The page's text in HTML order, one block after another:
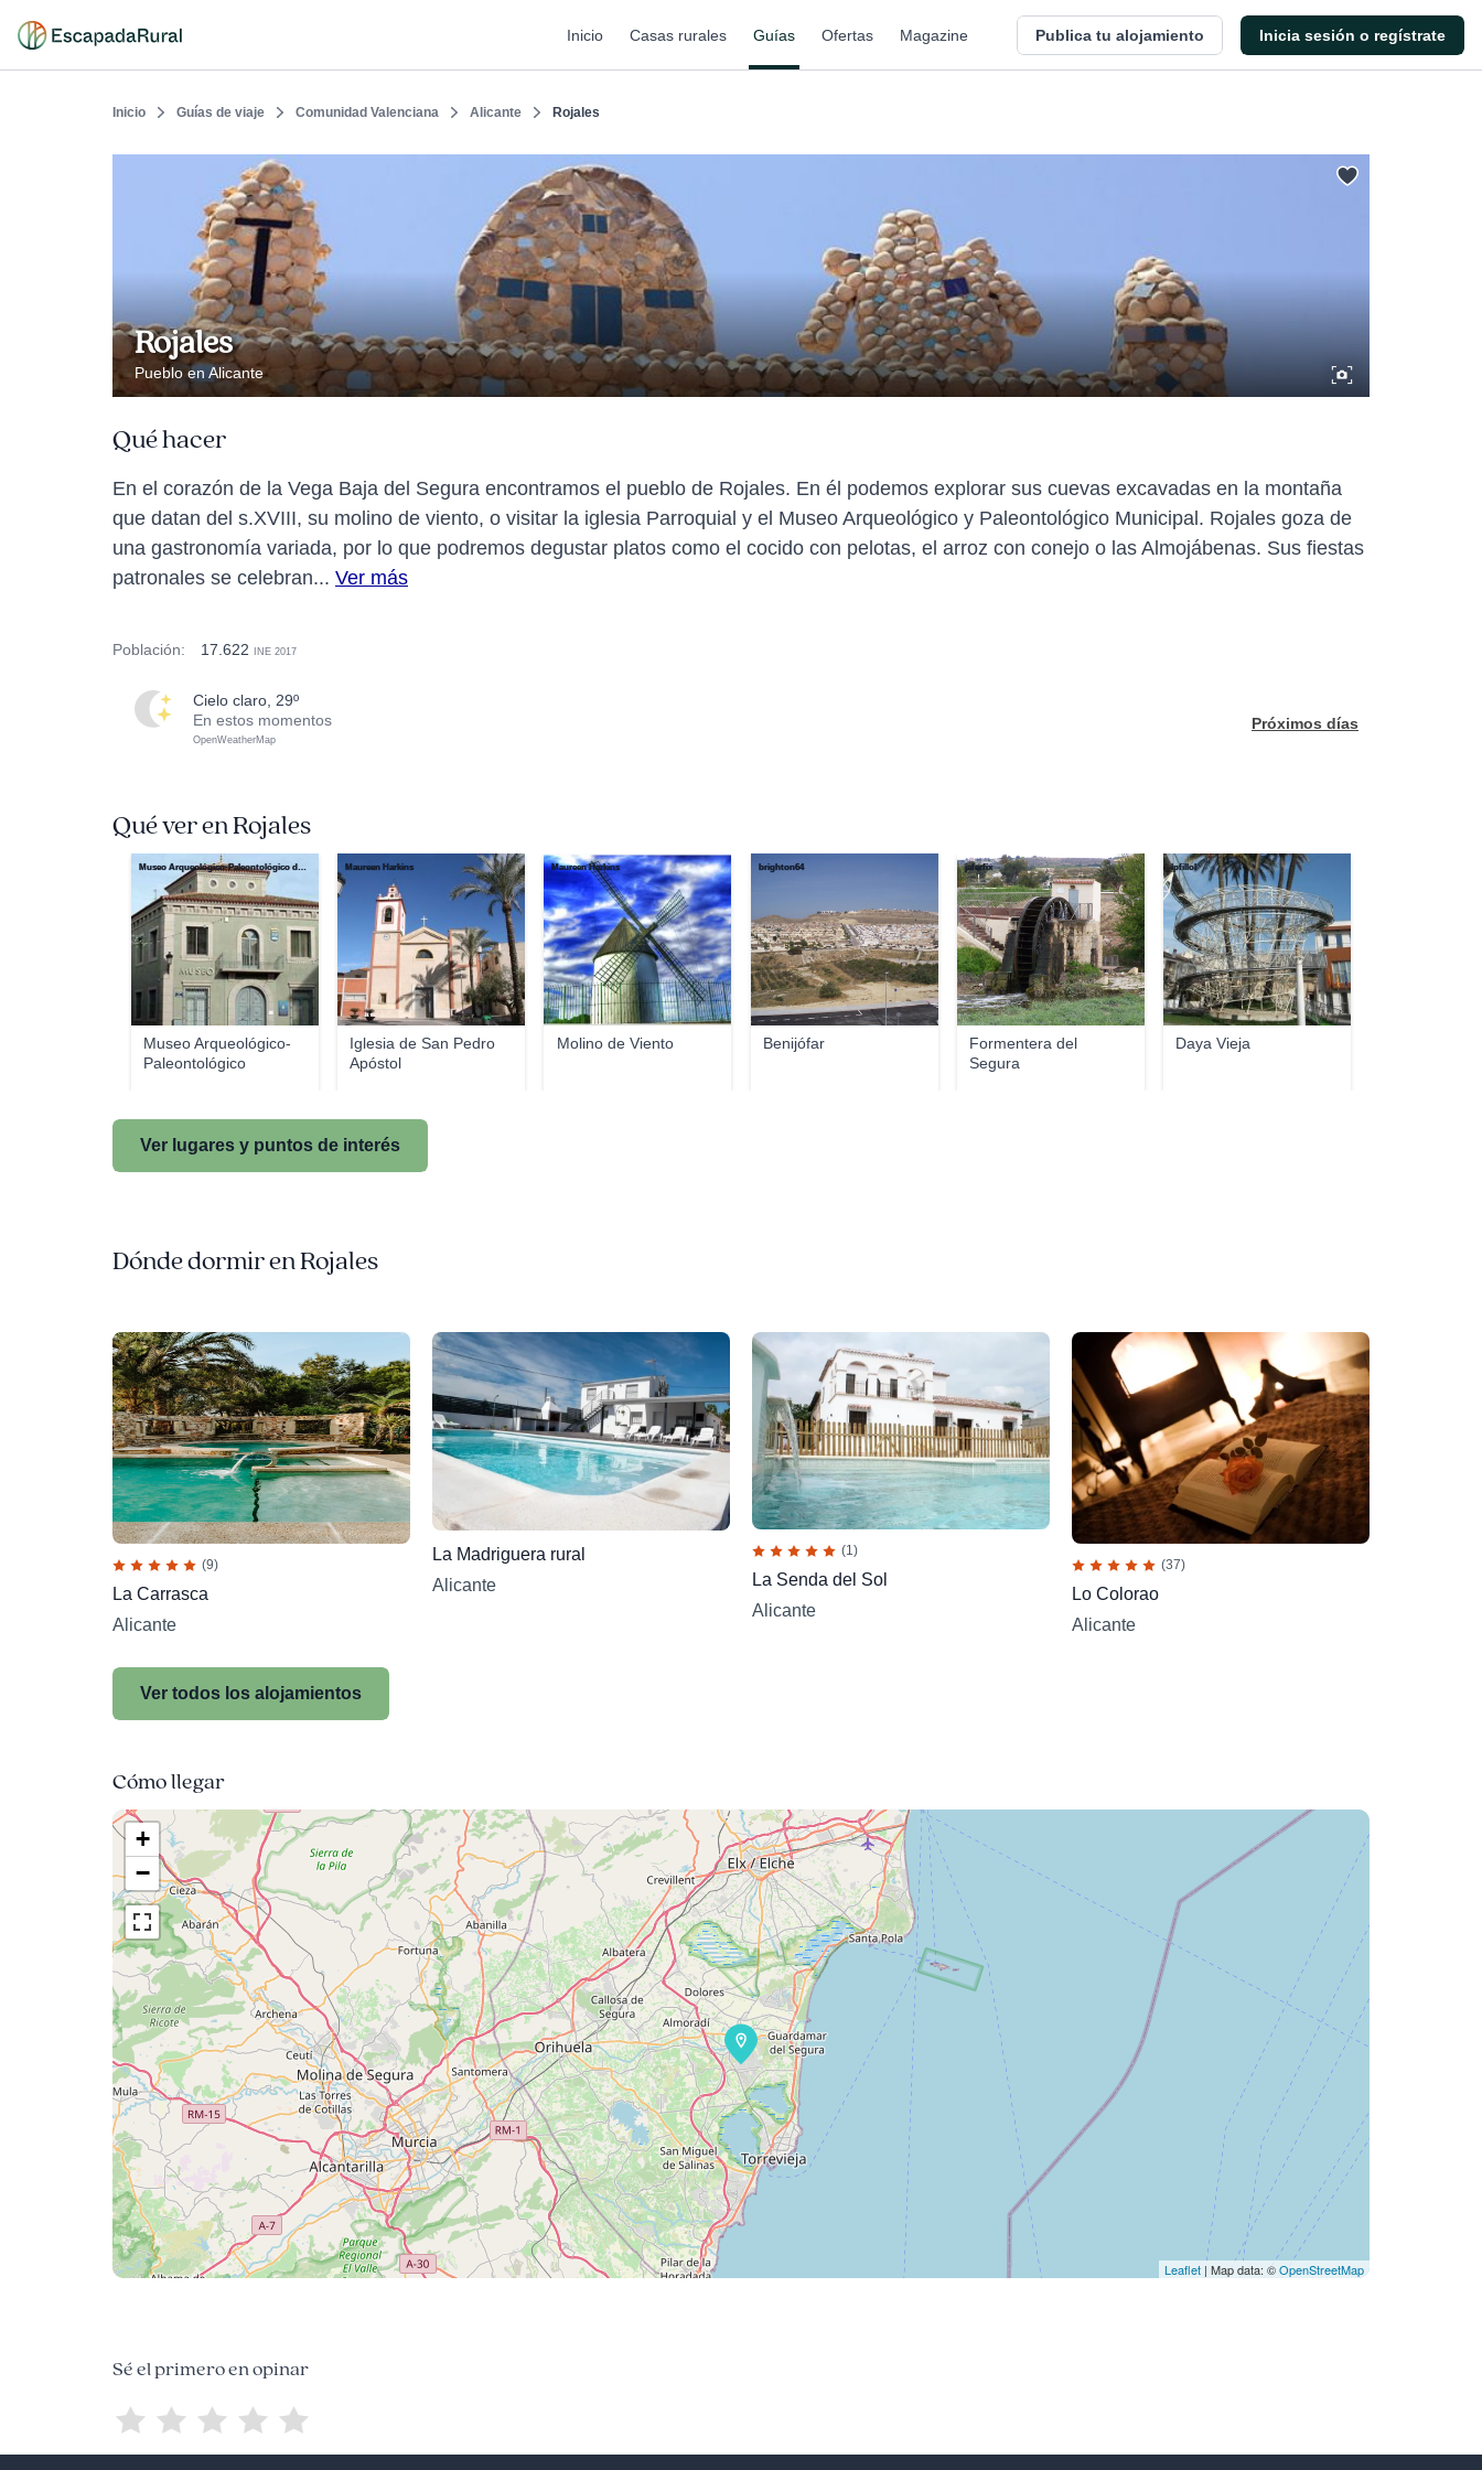
Inicio Casas rurales Guías Ofertas Magazine Publica tu alojamiento Inicia sesión o regístrate
Inicio Guías de viaje Comunidad Valenciana Alicante Rojales
Rojales
Pueblo en Alicante
Qué hacer
En el corazón de la Vega Baja del Segura encontramos el pueblo de Rojales. En él podemos explorar sus cuevas excavadas en la montaña
que datan del s.XVIII, su molino de viento, o visitar la iglesia Parroquial y el Museo Arqueológico y Paleontológico Municipal. Rojales goza de
una gastronomía variada, por lo que podremos degustar platos como el cocido con pelotas, el arroz con conejo o las Almojábenas. Sus fiestas
patronales se celebran... Ver más
Población: 17.622 INE 2017
cielo claro, 29º
En estos momentos
OpenWeatherMap
Próximos días
Qué ver en Rojales
Museo Arqueológico-
Paleontológico
Museo Arqueológico-Paleontológico de Rojales
Iglesia de San Pedro
Apóstol
Maureen Harkins
Molino de Viento
Maureen Harkins
Benijófar
brighton64
Formentera del
Segura
jaferfix
Daya Vieja
lpfillol
Ver lugares y puntos de interés
Dónde dormir en Rojales
(9)
La Carrasca
Alicante
La Madriguera rural
Alicante
(1)
La Senda del Sol
Alicante
(37)
Lo Colorao
Alicante
Ver todos los alojamientos
Cómo llegar
+
−
Leaflet | Map data: ©OpenStreetMap
Sé el primero en opinar